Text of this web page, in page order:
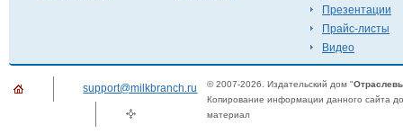
Презентации
Прайс-листы
Видео
support@milkbranch.ru © 2007-2026. Издательский дом "
Копирование информации данного сайта
материал